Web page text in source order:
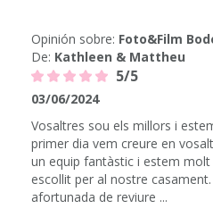
Opinión sobre: Foto&Film
De: Kathleen & Mattheu
5/5
03/06/2024
Vosaltres sou els millors i
primer dia vem creure en
un equip fantàstic i estem molt
escollit per al nostre
afortunada de reviure ...